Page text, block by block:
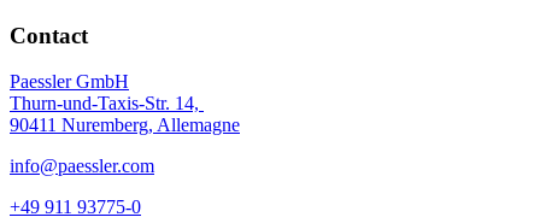
Contact
Paessler GmbH
Thurn-und-Taxis-Str. 14,
90411 Nuremberg, Allemagne
info@paessler.com
+49 911 93775-0